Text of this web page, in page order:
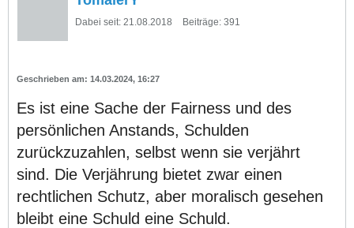
Dabei seit: 21.08.2018 Beiträge: 391
14.03.2024, 16:27
Es ist eine Sache der Fairness und des
persönlichen Anstands, Schulden
zurückzuzahlen, selbst wenn sie verjährt
sind. Die Verjährung bietet zwar einen
rechtlichen Schutz, aber moralisch gesehen
bleibt eine Schuld eine Schuld.